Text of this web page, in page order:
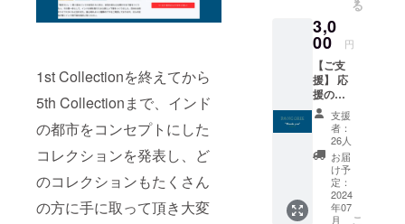
1st Collectionを終えてから
5th Collectionまで、インド
の都市をコンセプトにした
コレクションを発表し、ど
のコレクションもたくさん
の方に手に取って頂き大変
ングに挑戦
します！
ンで
す。 実
施方法:
オンラ
イン
zoomを
使って
行いま
す。画
面オフ
での参
加可能
です。
実施日
る
3,0
00 円
【ご支
援】 応
援の気
持ちを
届けた
い！ と
いう方
は【ご
支援】
をお選
びくだ
支援
者：
26人
お届
け予
定：
2024
年07
月
こ